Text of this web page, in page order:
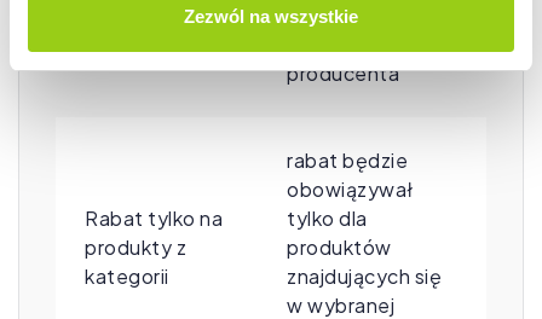
Zezwól na wszystkietylko na produkty
producenta
Rabat tylko na
produkty z
kategorii
rabat będzie
obowiązywał
tylko dla
produktów
znajdujących się
w wybranej